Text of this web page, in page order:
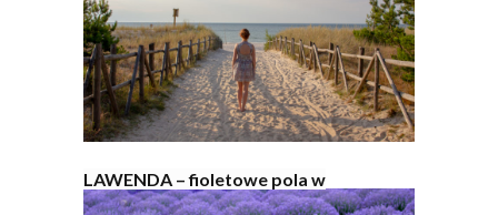
LAWENDA – fioletowe pola w